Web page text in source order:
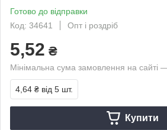
Готово до відправки
Код: 34641
Опт і роздріб
5,52 ₴
Мінімальна сума замовлення на сайті
4,64 ₴ від 5 шт.
Купити